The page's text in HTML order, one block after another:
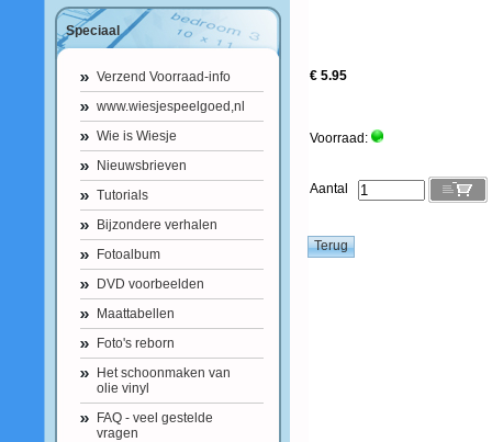
Speciaal
Verzend Voorraad-info
www.wiesjespeelgoed,nl
Wie is Wiesje
Nieuwsbrieven
Tutorials
Bijzondere verhalen
Fotoalbum
DVD voorbeelden
Maattabellen
Foto's reborn
Het schoonmaken van
olie vinyl
FAQ - veel gestelde
vragen
€ 5.95
Voorraad:
Aantal